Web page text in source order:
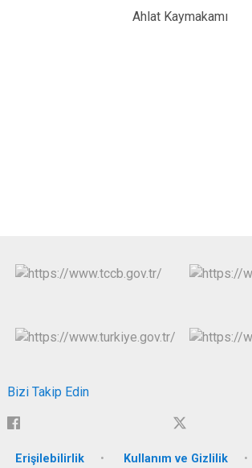
Ahlat Kaymakamı
Bizi Takip Edin
Erişilebilirlik Kullanım ve Gizlilik